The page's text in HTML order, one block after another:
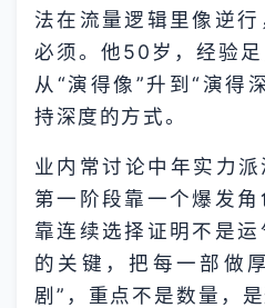
法在流量逻辑里像逆
必须。他50岁，经验
从“演得像”升到“演得
持深度的方式。
业内常讨论中年实力派
第一阶段靠一个爆发
靠连续选择证明不是
的关键，把每一部做
剧”，重点不是数量，